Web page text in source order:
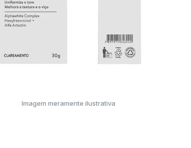
Imagem meramente ilustrativa